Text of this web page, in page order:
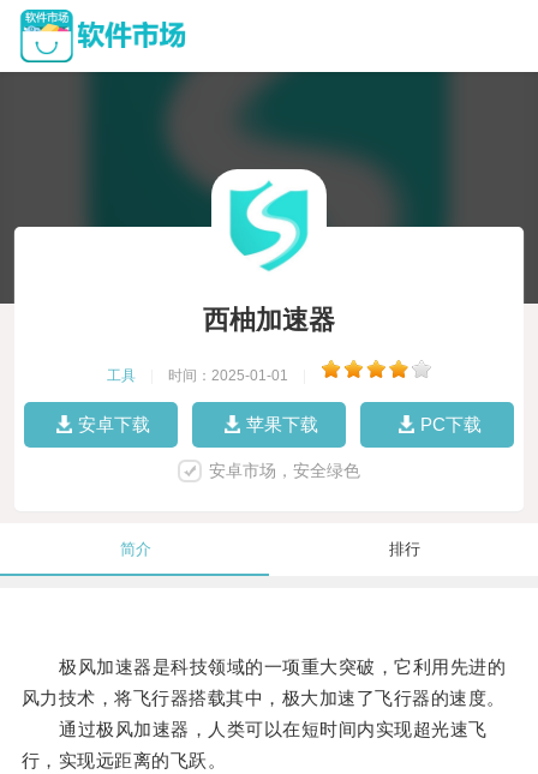
西柚加速器
工具 时间：2025-01-01
安卓下载 苹果下载 PC下载
安卓市场，安全绿色
简介 排行
极风加速器是科技领域的一项重大突破，它利用先进的
风力技术，将飞行器搭载其中，极大加速了飞行器的速度。
通过极风加速器，人类可以在短时间内实现超光速飞
行，实现远距离的飞跃。